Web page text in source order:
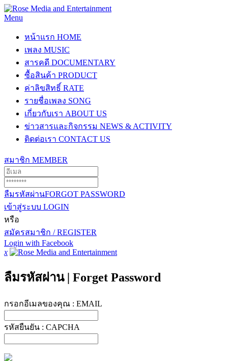
Menu
หน้าแรก HOME
เพลง MUSIC
สารคดี DOCUMENTARY
ซื้อสินค้า PRODUCT
ค่าลิขสิทธิ์ RATE
รายชื่อเพลง SONG
เกี่ยวกับเรา ABOUT US
ข่าวสารและกิจกรรม NEWS & ACTIVITY
ติดต่อเรา CONTACT US
สมาชิก MEMBER
ลืมรหัสผ่านFORGOT PASSWORD
เข้าสู่ระบบ LOGIN
หรือ
สมัครสมาชิก / REGISTER
Login with Facebook
x
ลืมรหัสผ่าน | Forget Password
กรอกอีเมลของคุณ : EMAIL
รหัสยืนยัน : CAPCHA